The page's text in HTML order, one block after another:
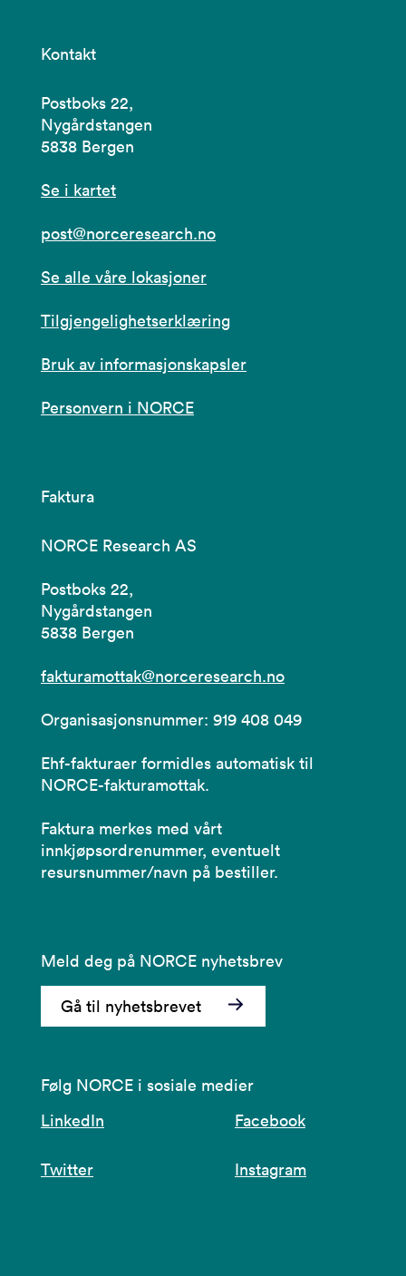
Kontakt
Postboks 22,
Nygårdstangen
5838 Bergen
Se i kartet
post@norceresearch.no
Se alle våre lokasjoner
Tilgjengelighetserklæring
Bruk av informasjonskapsler
Personvern i NORCE
Faktura
NORCE Research AS
Postboks 22,
Nygårdstangen
5838 Bergen
fakturamottak@norceresearch.no
Organisasjonsnummer: 919 408 049
Ehf-fakturaer formidles automatisk til
NORCE-fakturamottak.
Faktura merkes med vårt
innkjøpsordrenummer, eventuelt
resursnummer/navn på bestiller.
Meld deg på NORCE nyhetsbrev
Gå til nyhetsbrevet
Følg NORCE i sosiale medier
LinkedIn
Facebook
Twitter Instagram